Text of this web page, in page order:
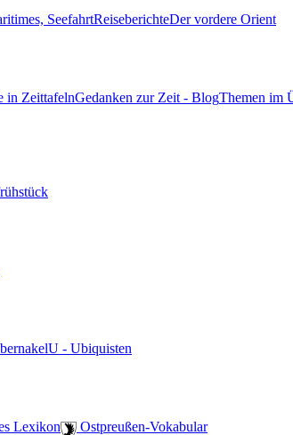
SeefahrtReiseberichteDer vordere Orient
in ZeittafelnGedanken zur Zeit - BlogThemen im
U - Ubiquisten
Lexikon ️ Ostpreußen-Vokabular